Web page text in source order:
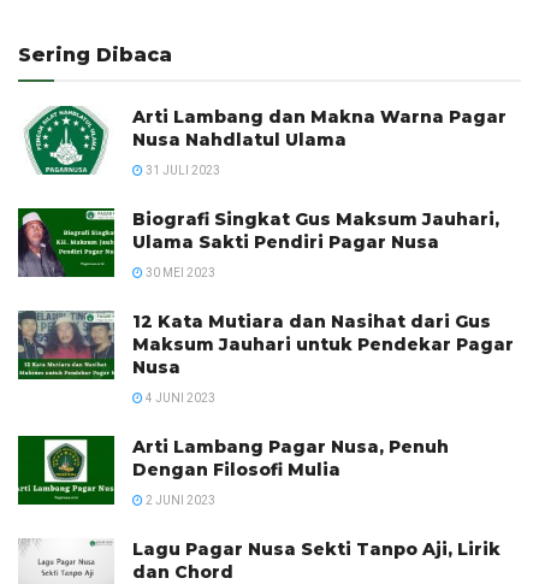
Sering Dibaca
Arti Lambang dan Makna Warna Pagar
Nusa Nahdlatul Ulama
31 JULI 2023
Biografi Singkat Gus Maksum Jauhari,
Ulama Sakti Pendiri Pagar Nusa
30 MEI 2023
12 Kata Mutiara dan Nasihat dari Gus
Maksum Jauhari untuk Pendekar Pagar
Nusa
4 JUNI 2023
Arti Lambang Pagar Nusa, Penuh
Dengan Filosofi Mulia
2 JUNI 2023
Lagu Pagar Nusa Sekti Tanpo Aji, Lirik
dan Chord